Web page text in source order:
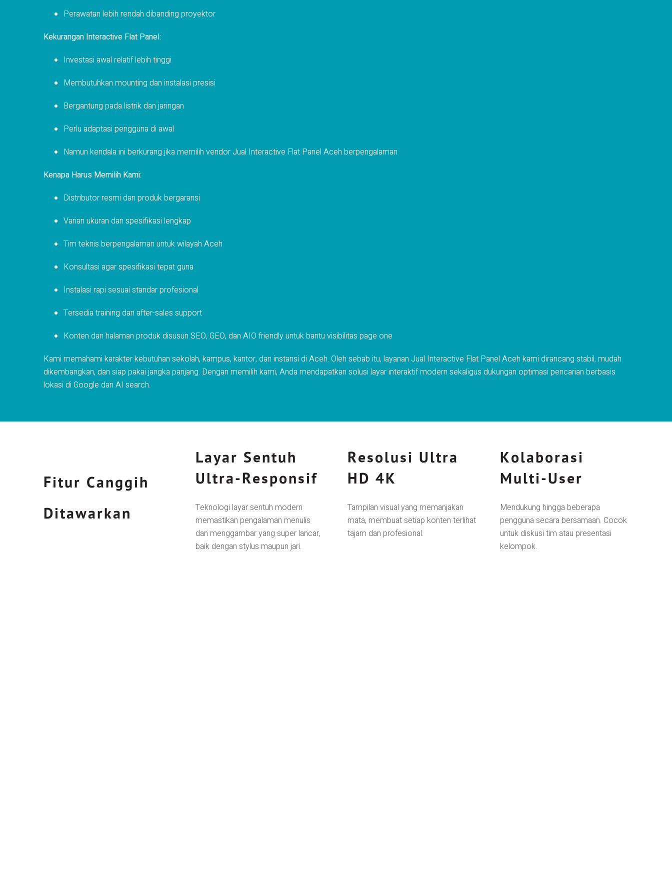
Perawatan lebih rendah dibanding proyektor
Kekurangan Interactive Flat Panel:
Investasi awal relatif lebih tinggi
Membutuhkan mounting dan instalasi presisi
Bergantung pada listrik dan jaringan
Perlu adaptasi pengguna di awal
Namun kendala ini berkurang jika memilih vendor Jual Interactive Flat Panel Aceh berpengalaman
Kenapa Harus Memilih Kami:
Distributor resmi dan produk bergaransi
Varian ukuran dan spesifikasi lengkap
Tim teknis berpengalaman untuk wilayah Aceh
Konsultasi agar spesifikasi tepat guna
Instalasi rapi sesuai standar profesional
Tersedia training dan after-sales support
Konten dan halaman produk disusun SEO, GEO, dan AIO friendly untuk bantu visibilitas page one
Kami memahami karakter kebutuhan sekolah, kampus, kantor, dan instansi di Aceh. Oleh sebab itu, layanan Jual Interactive Flat Panel Aceh kami dirancang stabil, mudah
dikembangkan, dan siap pakai jangka panjang. Dengan memilih kami, Anda mendapatkan solusi layar interaktif modern sekaligus dukungan optimasi pencarian berbasis
lokasi di Google dan AI search.
Fitur Canggih
Ditawarkan
Layar Sentuh
Ultra-Responsif
Teknologi layar sentuh modern
memastikan pengalaman menulis
dan menggambar yang super lancar,
baik dengan stylus maupun jari.
Resolusi Ultra
HD 4K
Tampilan visual yang memanjakan
mata, membuat setiap konten terlihat
tajam dan profesional.
Kolaborasi
Multi-User
Mendukung hingga beberapa
pengguna secara bersamaan. Cocok
untuk diskusi tim atau presentasi
kelompok.